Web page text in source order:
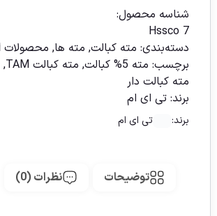
شناسه محصول:
Hssco 7
دسته‌بندی: مته کبالت, مته ها, محصولات TAM
برچسب: مته 5% کبالت , مته کبالت TAM ,
مته کبالت دار
برند: تی ای ام
برند: تی ای ام
توضیحات نظرات (0)